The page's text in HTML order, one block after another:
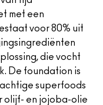
met een
voor 80% uit
die vocht
De foundation is
superfoods
olijf- en jojoba-olie